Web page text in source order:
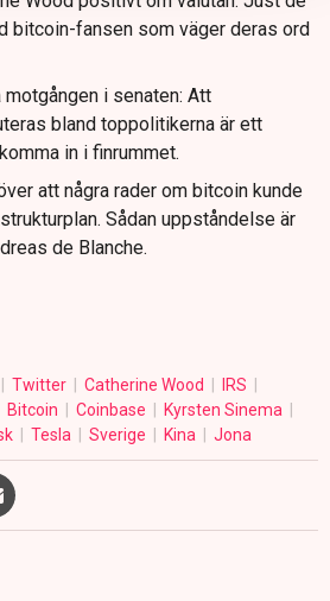
bitcoin-fansen som väger deras ord
motgången i senaten: Att
bland toppolitikerna är ett
in i finrummet.
att några rader om bitcoin kunde
Sådan uppståndelse är
de Blanche.
Twitter Catherine Wood
IRS
Bitcoin Coinbase
Kyrsten Sinema
Tesla Sverige Kina Jona